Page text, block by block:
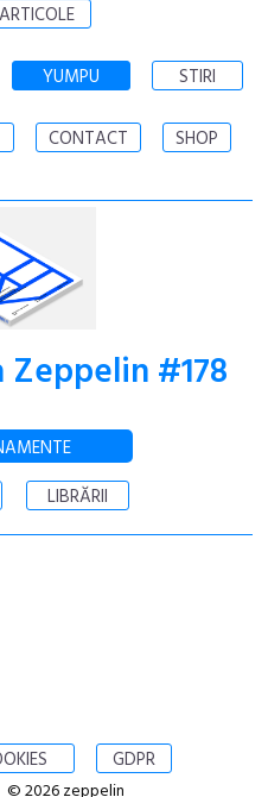
ARTICOLE
YUMPU STIRI
CONTACT SHOP
Zeppelin #178
LIBRĂRII
GDPR